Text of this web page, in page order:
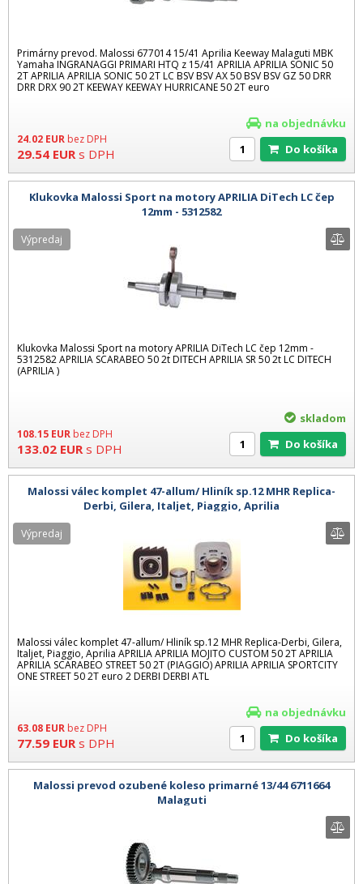
Primárny prevod. Malossi 677014 15/41 Aprilia Keeway Malaguti MBK
Yamaha INGRANAGGI PRIMARI HTQ z 15/41 APRILIA APRILIA SONIC 50
2T APRILIA APRILIA SONIC 50 2T LC BSV BSV AX 50 BSV BSV GZ 50 DRR
DRR DRX 90 2T KEEWAY KEEWAY HURRICANE 50 2T euro
24.02 EUR bez DPH
29.54 EUR s DPH
na objednávku
Do košíka
Klukovka Malossi Sport na motory APRILIA DiTech LC čep
12mm - 5312582
Klukovka Malossi Sport na motory APRILIA DiTech LC čep 12mm -
5312582 APRILIA SCARABEO 50 2t DITECH APRILIA SR 50 2t LC DITECH
(APRILIA )
108.15 EUR bez DPH
133.02 EUR s DPH
Výpredaj
skladom
Do košíka
Malossi válec komplet 47-allum/ Hliník sp.12 MHR Replica-
Derbi, Gilera, Italjet, Piaggio, Aprilia
Malossi válec komplet 47-allum/ Hliník sp.12 MHR Replica-Derbi, Gilera,
Italjet, Piaggio, Aprilia APRILIA APRILIA MOJITO CUSTOM 50 2T APRILIA
APRILIA SCARABEO STREET 50 2T (PIAGGIO) APRILIA APRILIA SPORTCITY
ONE STREET 50 2T euro 2 DERBI DERBI ATL
63.08 EUR bez DPH
77.59 EUR s DPH
Výpredaj
na objednávku
Do košíka
Malossi prevod ozubené koleso primarné 13/44 6711664
Malaguti